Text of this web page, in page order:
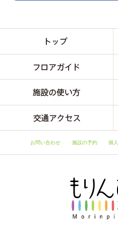
お問い合わせ 施設の予約 個